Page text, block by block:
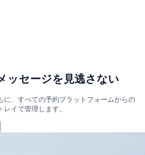
ッセージを見逃さない
に、すべての予約プラットフォームからの
レイで管理します。